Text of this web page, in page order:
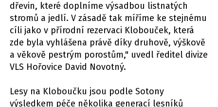
dřevin, které doplníme výsadbou listnatých
stromů a jedlí. V zásadě tak míříme ke stejnému
cíli jako v přírodní rezervaci Klobouček, která
zde byla vyhlášena právě díky druhově, výškově
a věkově pestrým porostům," uvedl ředitel divize
VLS Hořovice David Novotný.
Lesy na Kloboučku jsou podle Sotony
výsledkem péče několika generací lesníků